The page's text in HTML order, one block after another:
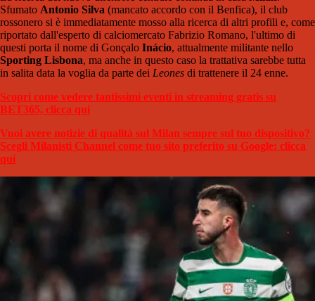
Sfumato Antonio Silva (mancato accordo con il Benfica), il club
rossonero si è immediatamente mosso alla ricerca di altri profili e, come
riportato dall'esperto di calciomercato Fabrizio Romano, l'ultimo di
questi porta il nome di Gonçalo Inácio, attualmente militante nello
Sporting Lisbona, ma anche in questo caso la trattativa sarebbe tutta
in salita data la voglia da parte dei Leones di trattenere il 24 enne.
Scopri come vedere tantissimi eventi in streaming gratis su
BET365, clicca qui
Vuoi avere notizie di qualità sul Milan sempre sul tuo dispositivo?
Scegli Milanisti Channel come tuo sito preferito su Google: clicca
qui